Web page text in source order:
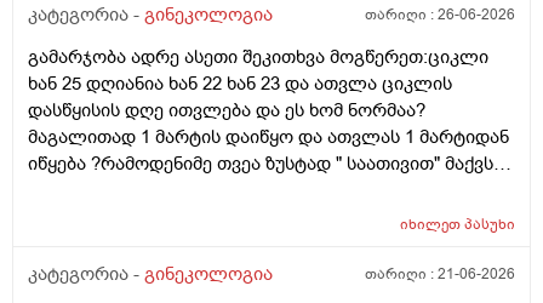
კატეგორია - გინეკოლოგია თარიღი :26-06-2026
გამარჯობა ადრე ასეთი შეკითხვა მოგწერეთ:ციკლი
ხან 25 დღიანია ხან 22 ხან 23 და ათვლა ციკლის
დასწყისის დღე ითვლება და ეს ხომ ნორმაა?
მაგალითად 1 მარტის დაიწყო და ათვლას 1 მარტიდან
იწყება ?რამოდენიმე თვეა ზუსტად " საათივით" მაქვს
მეშინია კიდევ ხომ არ ჩამოიწევს? მინდა რომ 25 ან
განმავლობაში ? შესაძლოა ისევ 23 ან 25 დღიანი
იხილეთპასუხი
კატეგორია - გინეკოლოგია თარიღი :21-06-2026